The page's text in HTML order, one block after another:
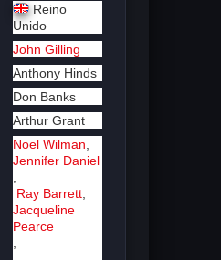
Reino
Unido
John Gilling
Anthony Hinds
Don Banks
Arthur Grant
Noel Wilman
Jennifer Daniel
Ray Barrett
Jacqueline
Pearce